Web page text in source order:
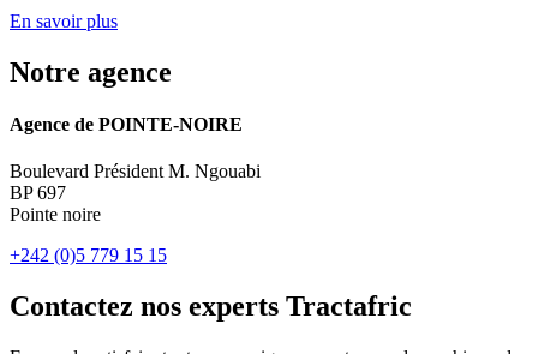
En savoir plus
Notre agence
Agence de POINTE-NOIRE
Boulevard Président M. Ngouabi
BP 697
Pointe noire
+242 (0)5 779 15 15
Contactez nos experts Tractafric